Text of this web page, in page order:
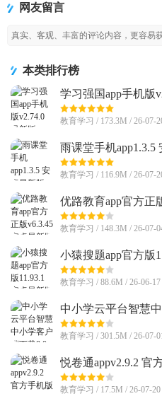
网友留言
本类排行榜
学习强国app手机版
教育学习 / 173.3M / 26-07-
雨课堂手机app1.3.5
教育学习 / 116.9M / 26-07-
优路教育app官方正
版
教育学习 / 148.3M / 26-07-
小猿搜题app官方版
教育学习 / 88.6M / 26-06-17
中小学云平台智慧
8.0.9 官方最新版
教育学习 / 301.5M / 26-07-
悦卷通appv2.9.2 官
教育学习 / 17.5M / 26-07-20